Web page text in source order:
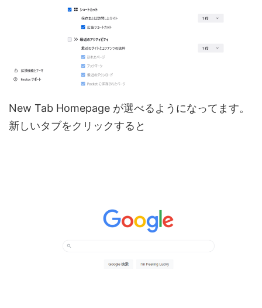
New Tab Homepage が選べるようになってます。
新しいタブをクリックすると